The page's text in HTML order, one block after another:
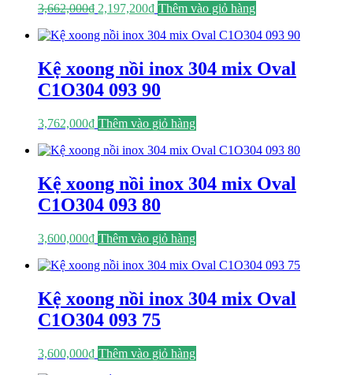
3,662,000₫ Giá
là:
2,197,200₫Giá
tại
2,197,200₫.
Thêm vào giỏ hàng
Kệ xoong nồi inox 304 mix Oval
C1O304 093 90
3,762,000₫ Thêm vào giỏ hàng
Kệ xoong nồi inox 304 mix Oval
C1O304 093 80
3,600,000₫ Thêm vào giỏ hàng
Kệ xoong nồi inox 304 mix Oval
C1O304 093 75
3,600,000₫ Thêm vào giỏ hàng